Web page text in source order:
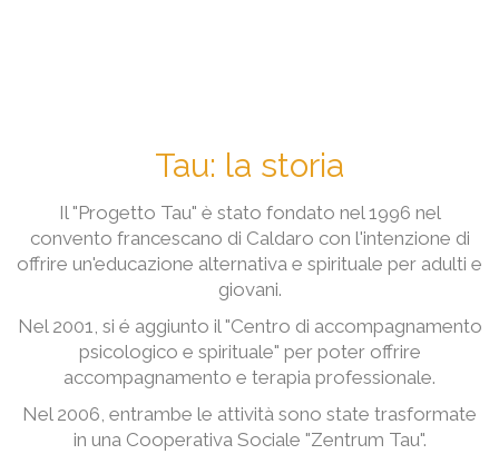
Tau: la storia
Il "Progetto Tau" è stato fondato nel 1996 nel
convento francescano di Caldaro con l'intenzione di
offrire un'educazione alternativa e spirituale per adulti e
giovani.
Nel 2001, si é aggiunto il "Centro di accompagnamento
psicologico e spirituale" per poter offrire
accompagnamento e terapia professionale.
Nel 2006, entrambe le attività sono state trasformate
in una Cooperativa Sociale "Zentrum Tau".